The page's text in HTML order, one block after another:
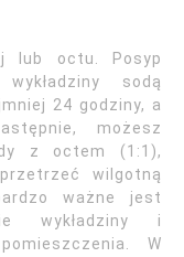
lub octu. Posyp
sodą
24 godziny, a
możesz
z octem (1:1),
wilgotną
ważne jest
wykładziny i
W